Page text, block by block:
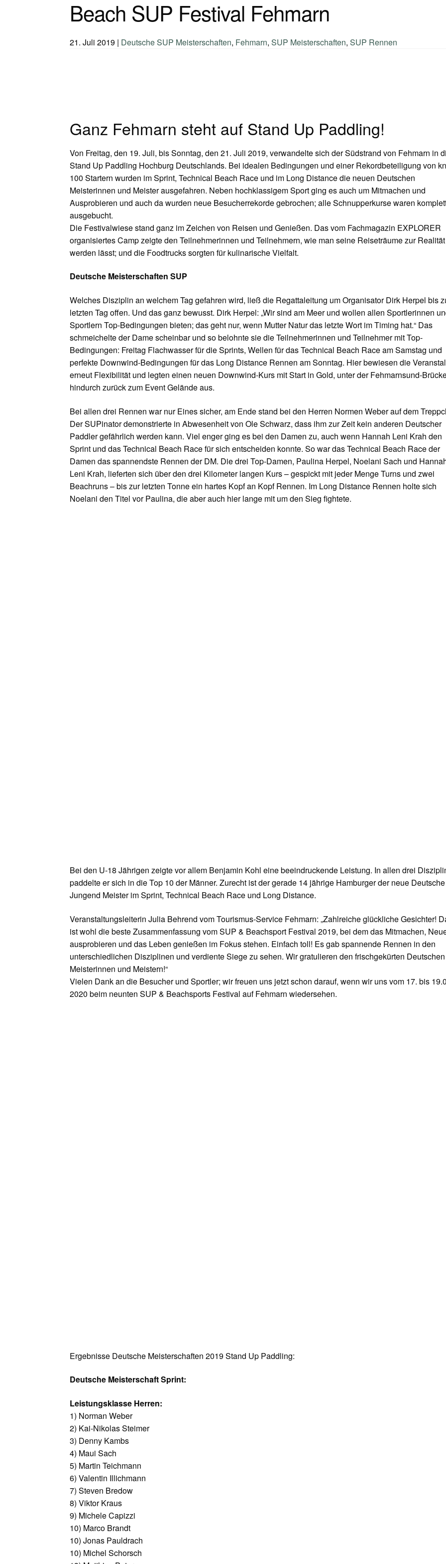
Beach SUP Festival Fehmarn
21. Juli 2019 | Deutsche SUP Meisterschaften, Fehmarn,SUP Meisterschaften,SUP Rennen
Ganz Fehmarn steht auf Stand Up Paddling!
Von Freitag, den 19. Juli, bis Sonntag, den 21. Juli 2019, verwandelte sich der Südstrand von Fehmarn in
Stand Up Paddling Hochburg Deutschlands. Bei idealen Bedingungen und einer Rekordbeteiligung von
100 Startern wurden im Sprint, Technical Beach Race und im Long Distance die neuen Deutschen
Meisterinnen und Meister ausgefahren. Neben hochklassigem Sport ging es auch um Mitmachen und
Ausprobieren und auch da wurden neue Besucherrekorde gebrochen; alle Schnupperkurse waren
ausgebucht.
Die Festivalwiese stand ganz im Zeichen von Reisen und Genießen. Das vom Fachmagazin EXPLORER
organisiertes Camp zeigte den Teilnehmerinnen und Teilnehmern, wie man seine Reiseträume zur Realität
werden lässt; und die Foodtrucks sorgten für kulinarische Vielfalt.
Deutsche Meisterschaften SUP
Welches Disziplin an welchem Tag gefahren wird, ließ die Regattaleitung um Organisator Dirk Herpel bis
letzten Tag offen. Und das ganz bewusst. Dirk Herpel: „Wir sind am Meer und wollen allen Sportlerinnen
Sportlern Top-Bedingungen bieten; das geht nur, wenn Mutter Natur das letzte Wort im Timing hat.“ Das
schmeichelte der Dame scheinbar und so belohnte sie die Teilnehmerinnen und Teilnehmer mit Top-
Bedingungen: Freitag Flachwasser für die Sprints, Wellen für das Technical Beach Race am Samstag und
perfekte Downwind-Bedingungen für das Long Distance Rennen am Sonntag. Hier bewiesen die
erneut Flexibilität und legten einen neuen Downwind-Kurs mit Start in Gold, unter der Fehmarnsund-
hindurch zurück zum Event Gelände aus.
Bei allen drei Rennen war nur Eines sicher, am Ende stand bei den Herren Normen Weber auf dem
Der SUPinator demonstrierte in Abwesenheit von Ole Schwarz, dass ihm zur Zeit kein anderen Deutscher
Paddler gefährlich werden kann. Viel enger ging es bei den Damen zu, auch wenn Hannah Leni Krah den
Sprint und das Technical Beach Race für sich entscheiden konnte. So war das Technical Beach Race der
Damen das spannendste Rennen der DM. Die drei Top-Damen, Paulina Herpel, Noelani Sach und
Leni Krah, lieferten sich über den drei Kilometer langen Kurs – gespickt mit jeder Menge Turns und zwei
Beachruns – bis zur letzten Tonne ein hartes Kopf an Kopf Rennen. Im Long Distance Rennen holte sich
Noelani den Titel vor Paulina, die aber auch hier lange mit um den Sieg fightete.
Bei den U-18 Jährigen zeigte vor allem Benjamin Kohl eine beeindruckende Leistung. In allen drei
paddelte er sich in die Top 10 der Männer. Zurecht ist der gerade 14 jährige Hamburger der neue Deutsche
Jungend Meister im Sprint, Technical Beach Race und Long Distance.
Veranstaltungsleiterin Julia Behrend vom Tourismus-Service Fehmarn: „Zahlreiche glückliche Gesichter!
ist wohl die beste Zusammenfassung vom SUP & Beachsport Festival 2019, bei dem das Mitmachen,
ausprobieren und das Leben genießen im Fokus stehen. Einfach toll! Es gab spannende Rennen in den
unterschiedlichen Disziplinen und verdiente Siege zu sehen. Wir gratulieren den frischgekürten Deutschen
Meisterinnen und Meistern!“
Vielen Dank an die Besucher und Sportler; wir freuen uns jetzt schon darauf, wenn wir uns vom 17. bis
2020 beim neunten SUP & Beachsports Festival auf Fehmarn wiedersehen.
Ergebnisse Deutsche Meisterschaften 2019 Stand Up Paddling:
Deutsche Meisterschaft Sprint:
Leistungsklasse Herren:
1) Norman Weber
2) Kai-Nikolas Steimer
3) Denny Kambs
4) Maui Sach
5) Martin Teichmann
6) Valentin Illichmann
7) Steven Bredow
8) Viktor Kraus
9) Michele Capizzi
10) Marco Brandt
10) Jonas Pauldrach
10) Michel Schorsch